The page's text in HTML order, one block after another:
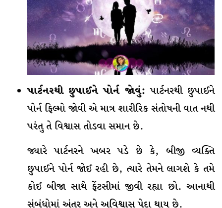
પાર્ટનરથી છુપાઈને પોર્ન જોવું:પાર્ટનરથી છુપાઈને
પોર્ન ફિલ્મો જોવી એ માત્ર શારીરિક સંતોષની વાત નથી
પરંતુ તે વિશ્વાસ તોડવા સમાન છે.
જ્યારે પાર્ટનરને ખબર પડે છે કે, બીજી વ્યક્તિ
છુપાઈને પોર્ન જોઈ રહી છે, ત્યારે તેમને લાગશે કે તમે
કોઈ બીજા સાથે ફેંટસીમાં જીવી રહ્યા છો. આનાથી
સંબંધોમાં અંતર અને અવિશ્વાસ પેદા થાય છે.